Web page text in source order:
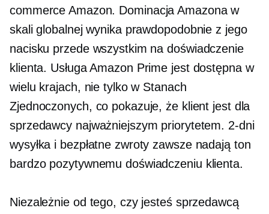
commerce Amazon. Dominacja Amazona w
skali globalnej wynika prawdopodobnie z jego
nacisku przede wszystkim na doświadczenie
klienta. Usługa Amazon Prime jest dostępna w
wielu krajach, nie tylko w Stanach
Zjednoczonych, co pokazuje, że klient jest dla
sprzedawcy najważniejszym priorytetem. 2-dni
wysyłka i bezpłatne zwroty zawsze nadają ton
bardzo pozytywnemu doświadczeniu klienta.
Niezależnie od tego, czy jesteś sprzedawcą